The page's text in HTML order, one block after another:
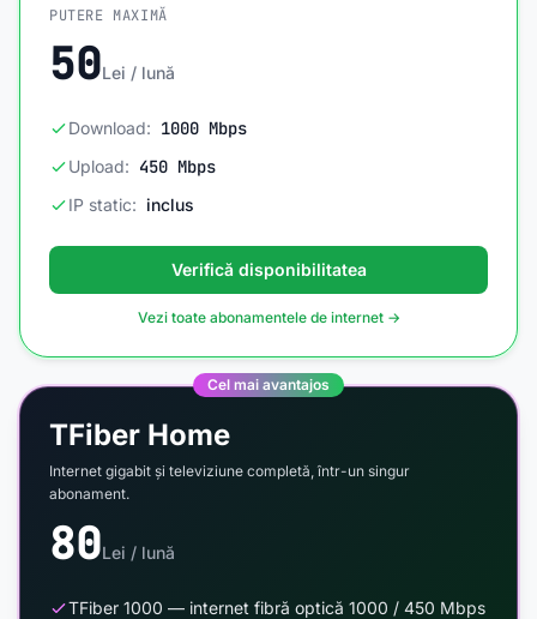
PUTERE MAXIMĂ
50Lei / lună
Download: 1000 Mbps
Upload: 450 Mbps
IP static: inclus
Verifică disponibilitatea
Vezi toate abonamentele de internet →
Cel mai avantajos
TFiber Home
Internet gigabit și televiziune completă, într-un singur
abonament.
80Lei / lună
TFiber 1000 — internet fibră optică 1000 / 450 Mbps